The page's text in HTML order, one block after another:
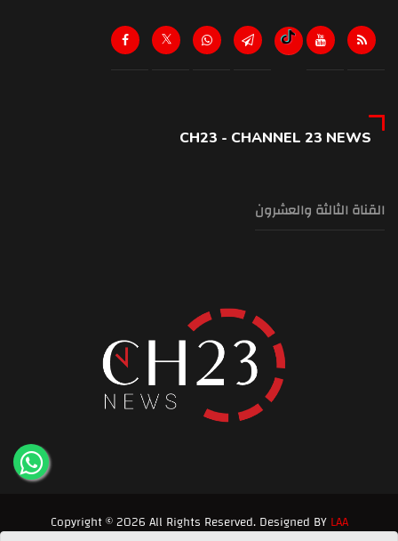
CH23 - CHANNEL 23 NEWS
القناة الثالثة والعشرون
Copyright © 2026 All Rights Reserved. Designed BYLAA